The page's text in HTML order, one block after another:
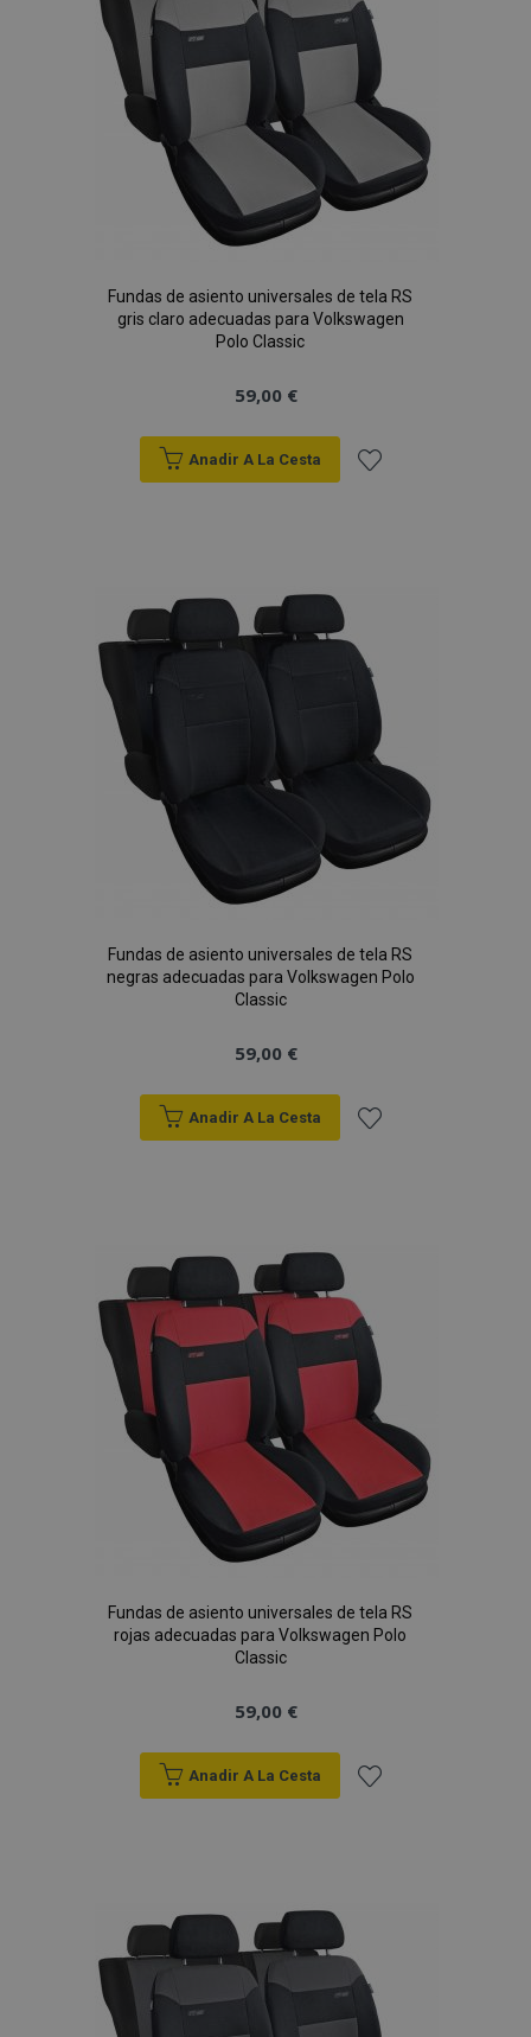
Deseos
Fundas de asiento universales de tela RS
gris claro adecuadas para Volkswagen
Polo Classic
59,00 €
Anadir A La Cesta
de
Deseos
Fundas de asiento universales de tela RS
negras adecuadas para Volkswagen Polo
Classic
59,00 €
Anadir A La Cesta
de
Deseos
Fundas de asiento universales de tela RS
rojas adecuadas para Volkswagen Polo
Classic
59,00 €
Anadir A La Cesta
de
Deseos